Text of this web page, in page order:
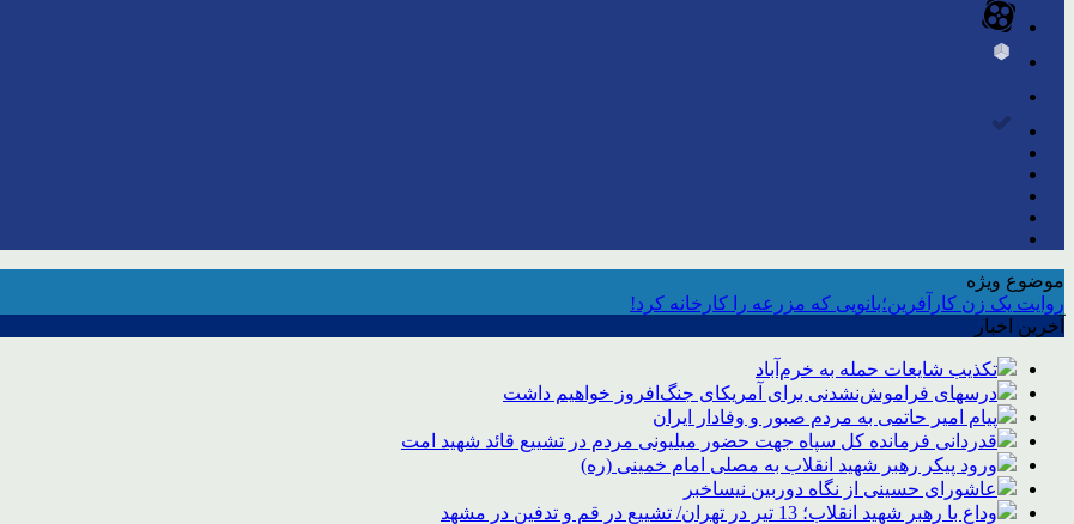
موضوع ویژه
روایت یک زن کارآفرین؛بانویی که مزرعه را کارخانه کرد!
آخرین اخبار
تکذیب شایعات حمله به خرم‌آباد
درسهای فراموش‌نشدنی برای آمریکای جنگ‌افروز خواهیم داشت
پیام امیر حاتمی به مردم صبور و وفادار ایران
قدردانی فرمانده کل سپاه جهت حضور میلیونی مردم در تشییع قائد شهید امت
ورود پیکر رهبر شهید انقلاب به مصلی امام خمینی (ره)
عاشورای حسینی از نگاه دوربین نیساخبر
وداع با رهبر شهید انقلاب؛ 13 تیر در تهران/ تشییع در قم و تدفین در مشهد